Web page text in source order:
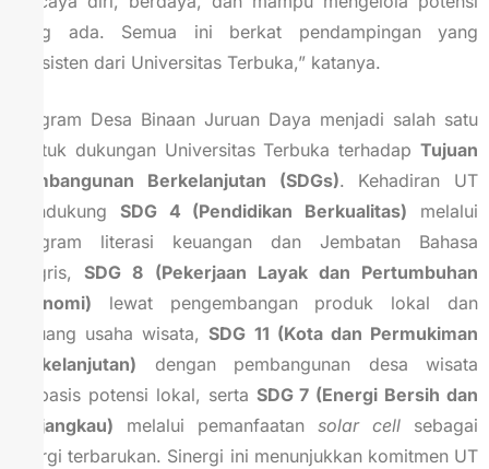
yang ada. Semua ini berkat pendampingan yang
konsisten dari Universitas Terbuka,” katanya.
Program Desa Binaan Juruan Daya menjadi salah satu
bentuk dukungan Universitas Terbuka terhadap Tujuan
Pembangunan Berkelanjutan (SDGs). Kehadiran UT
mendukung SDG 4 (Pendidikan Berkualitas) melalui
program literasi keuangan dan Jembatan Bahasa
Inggris,SDG 8 (Pekerjaan Layak dan Pertumbuhan
Ekonomi) lewat pengembangan produk lokal dan
peluang usaha wisata,SDG 11 (Kota dan Permukiman
Berkelanjutan) dengan pembangunan desa wisata
berbasis potensi lokal, serta SDG 7 (Energi Bersih dan
Terjangkau) melalui pemanfaatan solar cell sebagai
energi terbarukan. Sinergi ini menunjukkan komitmen UT